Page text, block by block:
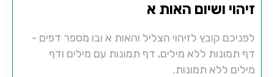
זיהוי ושיום האות א
לפניכם קובץ לזיהוי הצליל והאות א ובו מספר דפים -
דף תמונות ללא מילים, דף תמונות עם מילים ודף
מילים ללא תמונות.